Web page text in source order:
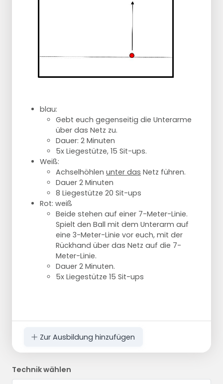
blau:
Gebt euch gegenseitig die Unterarme
über das Netz zu.
Dauer: 2 Minuten
5x Liegestütze, 15 Sit-ups.
Weiß:
Achselhöhlen unter das Netz führen.
Dauer 2 Minuten
8 Liegestütze 20 Sit-ups
Rot: weiß
Beide stehen auf einer 7-Meter-Linie.
Spielt den Ball mit dem Unterarm auf
eine 3-Meter-Linie vor euch, mit der
Rückhand über das Netz auf die 7-
Meter-Linie.
Dauer 2 Minuten.
5x Liegestütze 15 Sit-ups
Zur Ausbildung hinzufügen
Technik wählen